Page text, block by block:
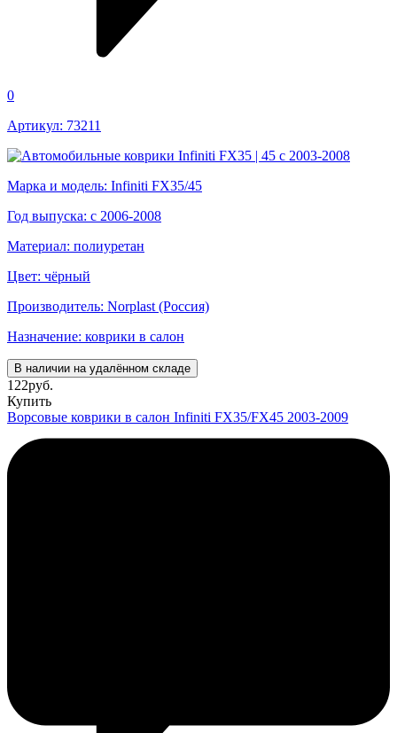
0
Артикул: 73211
Марка и модель: Infiniti FX35/45
Год выпуска: с 2006-2008
Материал: полиуретан
Цвет: чёрный
Производитель: Norplast (Россия)
Назначение: коврики в салон
В наличии на удалённом складе
122руб.
Купить
Ворсовые коврики в салон Infiniti FX35/FX45 2003-2009